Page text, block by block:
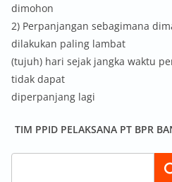
dimohon
2) Perpanjangan sebagimana
dilakukan paling lambat
(tujuh) hari sejak jangka waktu
tidak dapat
diperpanjang lagi
TIM PPID PELAKSANA PT BPR